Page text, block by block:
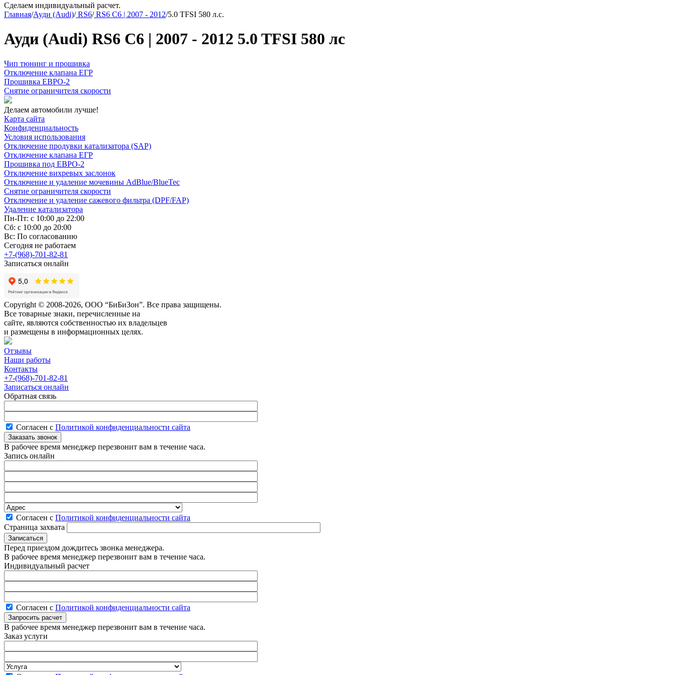
Сделаем индивидуальный расчет.
Главная/Ауди (Audi)/RS6/RS6 C6 | 2007 - 2012/5.0 TFSI 580 л.с.
Ауди (Audi) RS6 C6 | 2007 - 2012 5.0 TFSI 580 лс
Чип тюнинг и прошивка
Отключение клапана ЕГР
Прошивка ЕВРО-2
Снятие ограничителя скорости
Делаем автомобили лучше!
Карта сайта
Конфиденциальность
Условия использования
Отключение продувки катализатора (SAP)
Отключение клапана ЕГР
Прошивка под ЕВРО-2
Отключение вихревых заслонок
Отключение и удаление мочевины AdBlue/BlueTec
Снятие ограничителя скорости
Отключение и удаление сажевого фильтра (DPF/FAP)
Удаление катализатора
Пн-Пт: с 10:00 до 22:00
Сб: с 10:00 до 20:00
Вс: По согласованию
Сегодня не работаем
+7-(968)-701-82-81
Записаться онлайн
Copyright © 2008-2026, ООО “БиБиЗон”. Все права защищены.
Все товарные знаки, перечисленные на
сайте, являются собственностью их владельцев
и размещены в информационных целях.
Отзывы
Наши работы
Контакты
+7-(968)-701-82-81
Записаться онлайн
Обратная связь
Согласен с Политикой конфиденциальности сайта
В рабочее время менеджер перезвонит вам в течение часа.
Запись онлайн
Согласен с Политикой конфиденциальности сайта
Страница захвата
Перед приездом дождитесь звонка менеджера.
В рабочее время менеджер перезвонит вам в течение часа.
Индивидуальный расчет
Согласен с Политикой конфиденциальности сайта
В рабочее время менеджер перезвонит вам в течение часа.
Заказ услуги